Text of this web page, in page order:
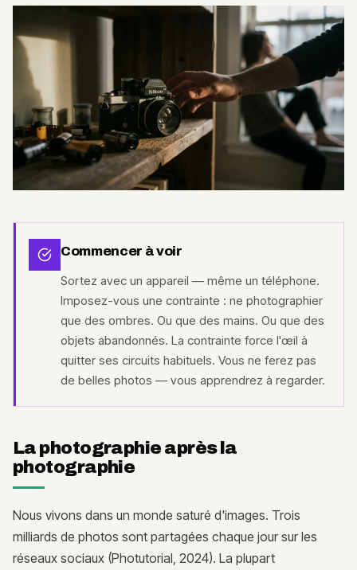
Commencer à voir
Sortez avec un appareil — même un téléphone.
Imposez-vous une contrainte : ne photographier
que des ombres. Ou que des mains. Ou que des
objets abandonnés. La contrainte force l'œil à
quitter ses circuits habituels. Vous ne ferez pas
de belles photos — vous apprendrez à regarder.
La photographie après la
photographie
Nous vivons dans un monde saturé d'images. Trois
milliards de photos sont partagées chaque jour sur les
réseaux sociaux (Photutorial, 2024). La plupart